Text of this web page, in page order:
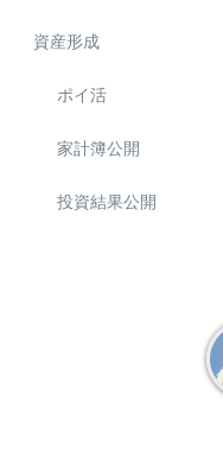
資産形成
ポイ活
家計簿公開
投資結果公開